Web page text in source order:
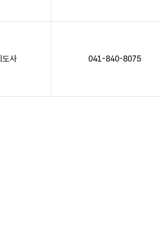
도사 041-840-8075